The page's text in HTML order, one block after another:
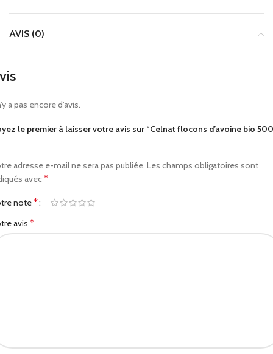
AVIS (0)
a pas encore d’avis.
le premier à laisser votre avis sur “Celnat flocons d’avoine bio 500
adresse e-mail ne sera pas publiée. Les champs obligatoires sont
avec *
note*
avis *